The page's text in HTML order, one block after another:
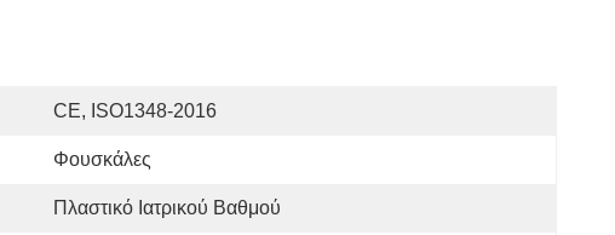
CE, ISO1348-2016
Φουσκάλες
Πλαστικό Ιατρικού Βαθμού